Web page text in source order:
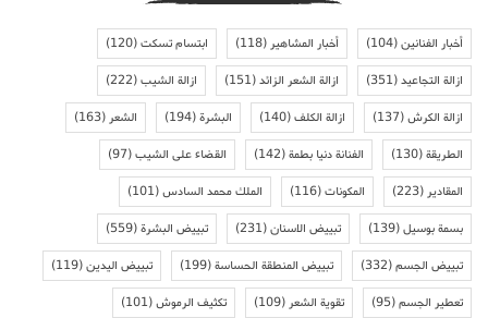
أخبار الفنانين(104) أخبار المشاهير(118) ابتسام تسكت(120)
ازالة التجاعيد(351) ازالة الشعر الزائد(151) ازالة الشيب(222)
ازالة الكرش(137) ازالة الكلف(140) البشرة(194) الشعر(163)
الطريقة(130) الفنانة دنيا بطمة(142) القضاء على الشيب(97)
المقادير(223) المكونات(116) الملك محمد السادس(101)
بسمة بوسيل(139) تبييض الاسنان(231) تبييض البشرة(559)
تبييض الجسم(332) تبييض المنطقة الحساسة(199) تبييض اليدين(119)
تعطير الجسم(95) تقوية الشعر(109) تكثيف الرموش(101)